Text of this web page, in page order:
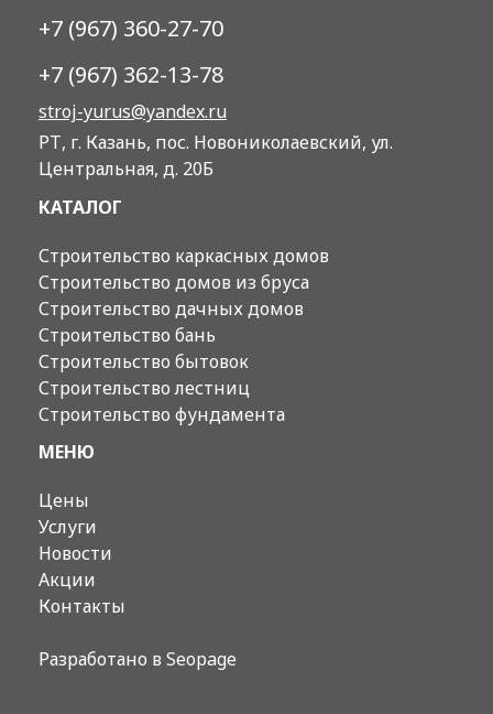
+7 (967) 360-27-70
+7 (967) 362-13-78
stroj-yurus@yandex.ru
РТ, г. Казань, пос. Новониколаевский, ул.
Центральная, д. 20Б
КАТАЛОГ
Строительство каркасных домов
Строительство домов из бруса
Строительство дачных домов
Строительство бань
Строительство бытовок
Строительство лестниц
Строительство фундамента
МЕНЮ
Цены
Услуги
Новости
Акции
Контакты
Разработано в Seopage